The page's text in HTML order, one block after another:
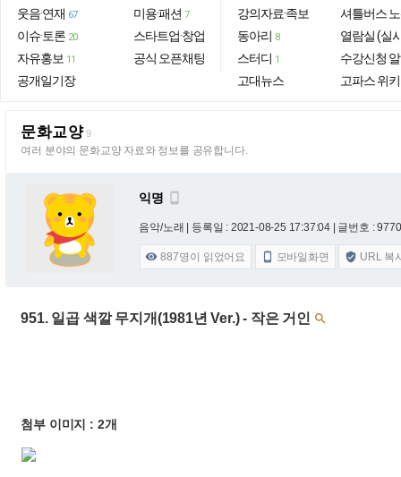
웃음·연재 67
이슈·토론 20
자유홍보 11
공개일기장
미용·패션 7
스타트업·창업
공식 오픈채팅
강의자료·족보
동아리 8
스터디 1
고대뉴스
셔틀버스
열람실 (실
수강신청
고파스 위키
문화교양 9
여러 분야의 문화교양 자료와 정보를 공유합니다.
익명 
음악/노래 | 등록일 : 2021-08-25 17:37:04 | 글번호 :
 887명이 읽었어요  모바일화면  URL 복
951. 일곱 색깔 무지개(1981년 Ver.) - 작은 거인 
첨부 이미지 : 2개